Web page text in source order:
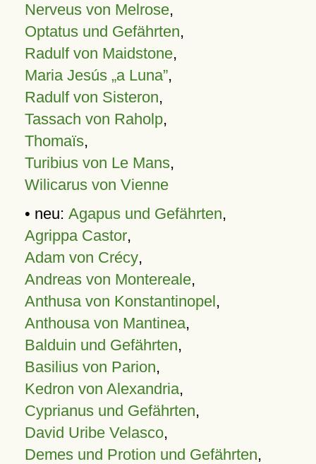
Nerveus von Melrose,
Optatus und Gefährten,
Radulf von Maidstone,
Maria Jesús „a Luna”,
Radulf von Sisteron,
Tassach von Raholp,
Thomaïs,
Turibius von Le Mans,
Wilicarus von Vienne
• neu: Agapus und Gefährten,
Agrippa Castor,
Adam von Crécy,
Andreas von Montereale,
Anthusa von Konstantinopel,
Anthousa von Mantinea,
Balduin und Gefährten,
Basilius von Parion,
Kedron von Alexandria,
Cyprianus und Gefährten,
David Uribe Velasco,
Demes und Protion und Gefährten,